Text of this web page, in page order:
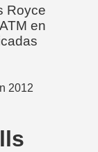
Royce
en